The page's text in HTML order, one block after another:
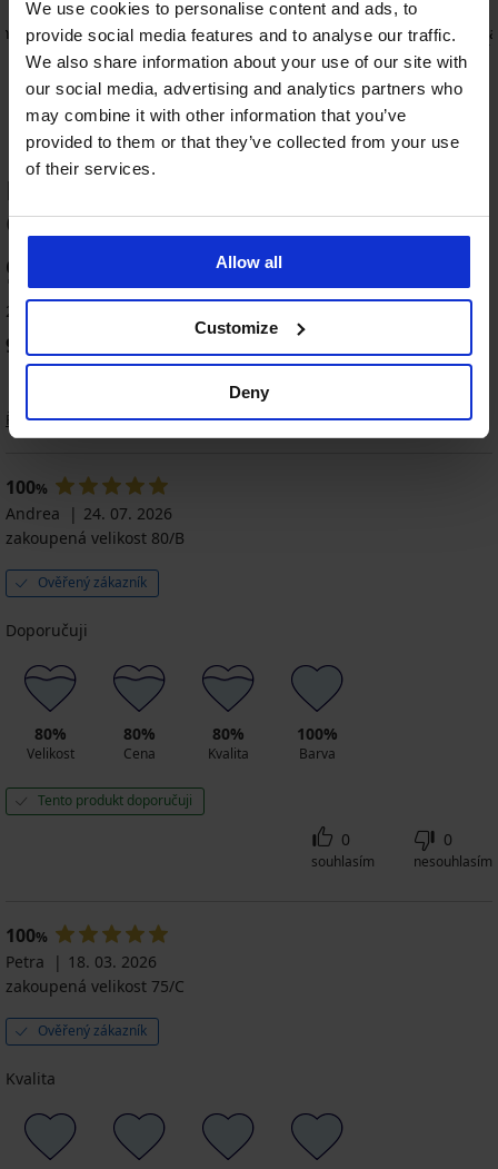
We use cookies to personalise content and ads, to
provide social media features and to analyse our traffic.
We also share information about your use of our site with
our social media, advertising and analytics partners who
may combine it with other information that you’ve
provided to them or that they’ve collected from your use
of their services.
Allow all
Customize
Deny
Cotton
2PACK Podprsenka Sonia Push-Up
919 Kč 1 149 Kč
zmenšující
999 Kč
4,9
Michelle
749
Kč
4,9
Katia
vyztužená
vyjímatelnými
vycpávk...
1 349
Kč
5
Bonded
Up
s
vy...
Kč
4,8
Cleo
Push
979
Kč
1 399
5
Cabello
1 199
Kč
4,8
Podprsenka
Fantastic
Double
Push-
929
Kč
HODNOCENÍ PRODUKTU Podprsenka
Celeste Push-Up gelová
95
23 zákazníků produkt hodnotilo
95
Řazení
100%
Andrea
24. 07. 2026
zakoupená velikost 80/B
Ověřený zákazník
Doporučuji
80%
Velikost
80%
Cena
80%
Kvalita
100%
Barva
Tento produkt doporučuji
0
souhlasím
0
nesouhlasím
100%
Petra
18. 03. 2026
zakoupená velikost 75/C
Ověřený zákazník
Kvalita